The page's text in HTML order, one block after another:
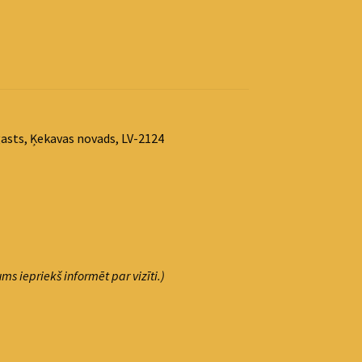
Ķekavas novads, LV-2124
iepriekš informēt par vizīti.)